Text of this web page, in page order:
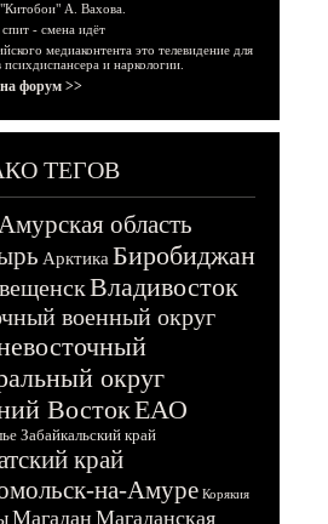
А. Вахова.
- смена идёт
медиаконтента это телевидение для
психдиспансера и наркологии.
форум >>
ТЕГОВ
область
Арктика Биробиджан
Владивосток
военный округ
округ
ВостокЕАО
Забайкальский край
край
на-Амуре Корякия
Магадан Магаданская